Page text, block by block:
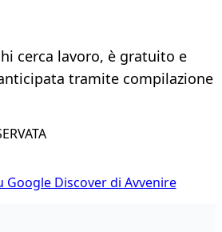
cerca lavoro, è gratuito e
tramite compilazione
Google Discover di Avvenire